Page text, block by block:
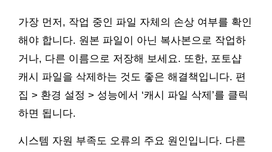
가장 먼저, 작업 중인 파일 자체의 손상 여부를 확인
해야 합니다. 원본 파일이 아닌 복사본으로 작업하
거나, 다른 이름으로 저장해 보세요. 또한, 포토샵
캐시 파일을 삭제하는 것도 좋은 해결책입니다. 편
집 > 환경 설정 > 성능에서 ‘캐시 파일 삭제’를 클릭
하면 됩니다.
시스템 자원 부족도 오류의 주요 원인입니다. 다른